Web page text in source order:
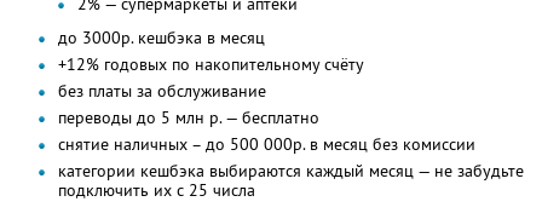
до 3000р. кешбэка в месяц
+12% годовых по накопительному счёту
без платы за обслуживание
переводы до 5 млн р. — бесплатно
снятие наличных – до 500 000р. в месяц без комиссии
категории кешбэка выбираются каждый месяц — не забудьте
подключить их с 25 числа